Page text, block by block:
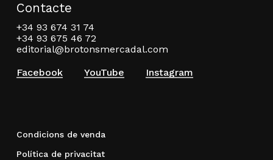
Contacte
+34 93 674 31 74
+34 93 675 46 72
editorial@brotonsmercadal.com
Facebook
YouTube Instagram
Condicions de venda
Política de privacitat